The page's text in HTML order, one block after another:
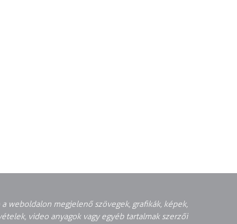
a weboldalon megjelenő szövegek, grafikák, képek,
video anyagok vagy egyéb tartalmak szerzői